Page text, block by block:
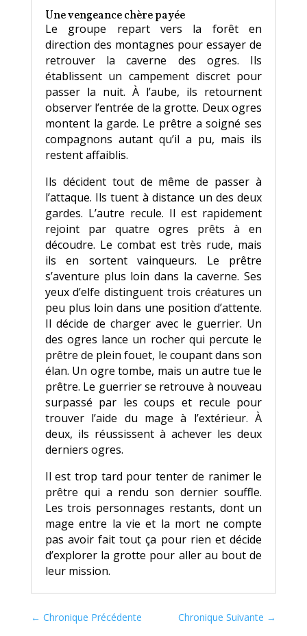
Une vengeance chère payée
Le groupe repart vers la forêt en
direction des montagnes pour essayer de
retrouver la caverne des ogres. Ils
établissent un campement discret pour
passer la nuit. À l’aube, ils retournent
observer l’entrée de la grotte. Deux ogres
montent la garde. Le prêtre a soigné ses
compagnons autant qu’il a pu, mais ils
restent affaiblis.
Ils décident tout de même de passer à
l’attaque. Ils tuent à distance un des deux
gardes. L’autre recule. Il est rapidement
rejoint par quatre ogres prêts à en
découdre. Le combat est très rude, mais
ils en sortent vainqueurs. Le prêtre
s’aventure plus loin dans la caverne. Ses
yeux d’elfe distinguent trois créatures un
peu plus loin dans une position d’attente.
Il décide de charger avec le guerrier. Un
des ogres lance un rocher qui percute le
prêtre de plein fouet, le coupant dans son
élan. Un ogre tombe, mais un autre tue le
prêtre. Le guerrier se retrouve à nouveau
surpassé par les coups et recule pour
trouver l’aide du mage à l’extérieur. À
deux, ils réussissent à achever les deux
derniers ogres.
Il est trop tard pour tenter de ranimer le
prêtre qui a rendu son dernier souffle.
Les trois personnages restants, dont un
mage entre la vie et la mort ne compte
pas avoir fait tout ça pour rien et décide
d’explorer la grotte pour aller au bout de
leur mission.
← Chronique Précédente Chronique Suivante →